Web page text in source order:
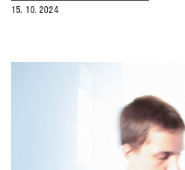
15. 10. 2024